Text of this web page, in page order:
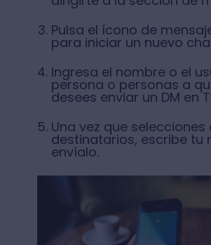
Pulsa el ícono de
para iniciar un nuevo
Ingresa el nombre o el
persona o personas a
desees enviar un DM en
Una vez que selecciones
destinatarios, escribe tu
envíalo.